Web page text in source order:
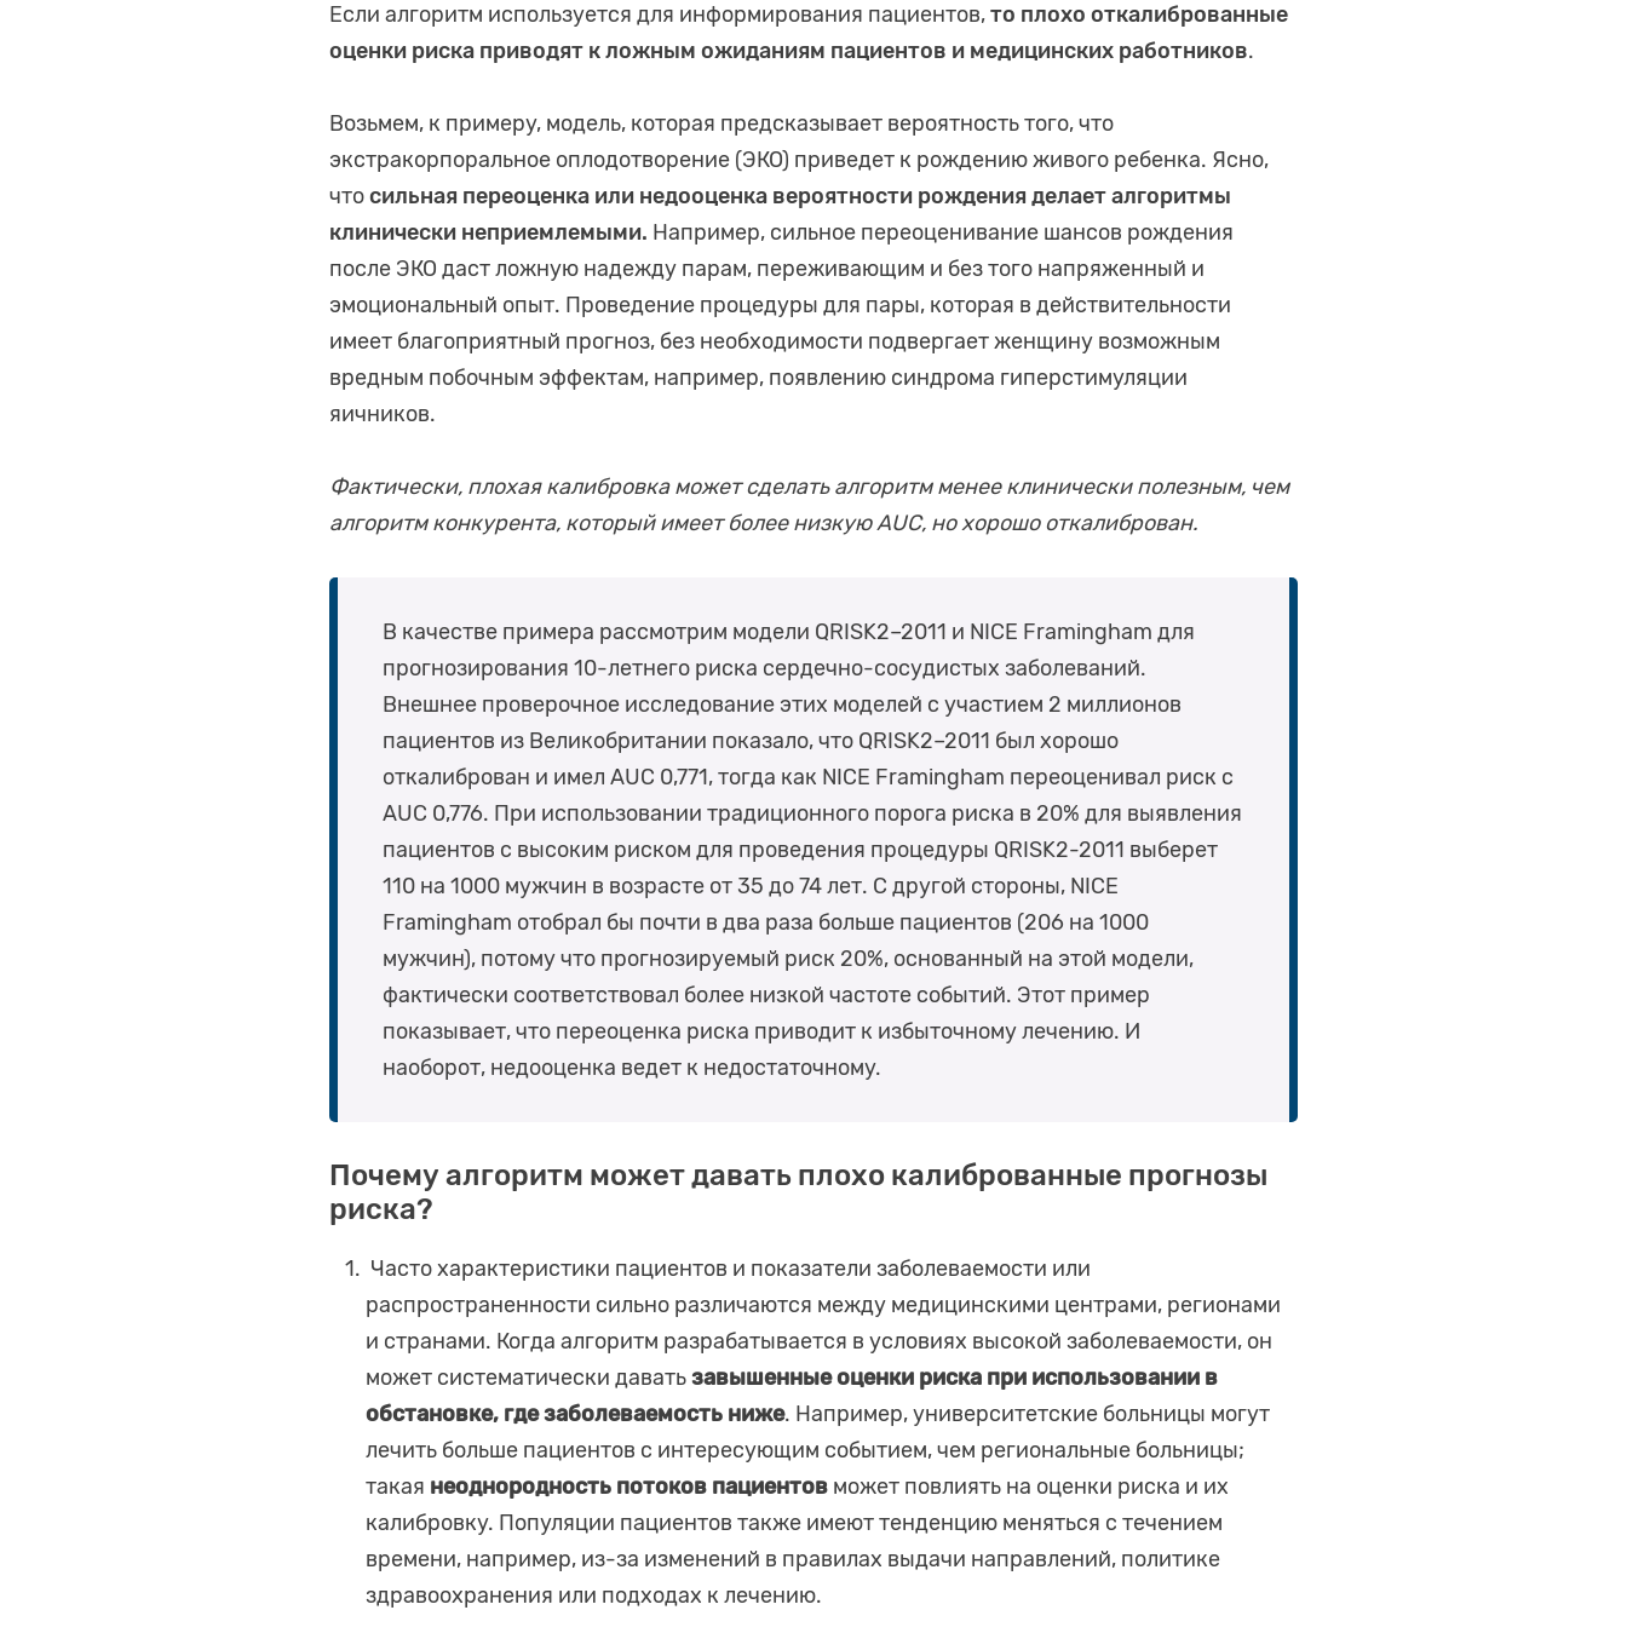
Если алгоритм используется для информирования пациентов,то плохо откалиброванные
оценки риска приводят к ложным ожиданиям пациентов и медицинских работников.
Возьмем, к примеру, модель, которая предсказывает вероятность того, что
экстракорпоральное оплодотворение (ЭКО) приведет к рождению живого ребенка. Ясно,
чтосильная переоценка или недооценка вероятности рождения делает алгоритмы
клинически неприемлемыми. Например, сильное переоценивание шансов рождения
после ЭКО даст ложную надежду парам, переживающим и без того напряженный и
эмоциональный опыт. Проведение процедуры для пары, которая в действительности
имеет благоприятный прогноз, без необходимости подвергает женщину возможным
вредным побочным эффектам, например, появлению синдрома гиперстимуляции
яичников.
Фактически, плохая калибровка может сделать алгоритм менее клинически полезным, чем
алгоритм конкурента, который имеет более низкую AUC, но хорошо откалиброван.
В качестве примера рассмотрим модели QRISK2–2011 и NICE Framingham для
прогнозирования 10-летнего риска сердечно-сосудистых заболеваний.
Внешнее проверочное исследование этих моделей с участием 2 миллионов
пациентов из Великобритании показало, что QRISK2–2011 был хорошо
откалиброван и имел AUC 0,771, тогда как NICE Framingham переоценивал риск с
AUC 0,776. При использовании традиционного порога риска в 20% для выявления
пациентов с высоким риском для проведения процедуры QRISK2-2011 выберет
110 на 1000 мужчин в возрасте от 35 до 74 лет. С другой стороны, NICE
Framingham отобрал бы почти в два раза больше пациентов (206 на 1000
мужчин), потому что прогнозируемый риск 20%, основанный на этой модели,
фактически соответствовал более низкой частоте событий. Этот пример
показывает, что переоценка риска приводит к избыточному лечению. И
наоборот, недооценка ведет к недостаточному.
Почему алгоритм может давать плохо калиброванные прогнозы
риска?
Часто характеристики пациентов и показатели заболеваемости или
распространенности сильно различаются между медицинскими центрами, регионами
и странами. Когда алгоритм разрабатывается в условиях высокой заболеваемости, он
может систематически даватьзавышенные оценки риска при использовании в
обстановке, где заболеваемость ниже. Например, университетские больницы могут
лечить больше пациентов с интересующим событием, чем региональные больницы;
такая неоднородность потоков пациентов может повлиять на оценки риска и их
калибровку. Популяции пациентов также имеют тенденцию меняться с течением
времени, например, из-за изменений в правилах выдачи направлений, политике
здравоохранения или подходах к лечению.